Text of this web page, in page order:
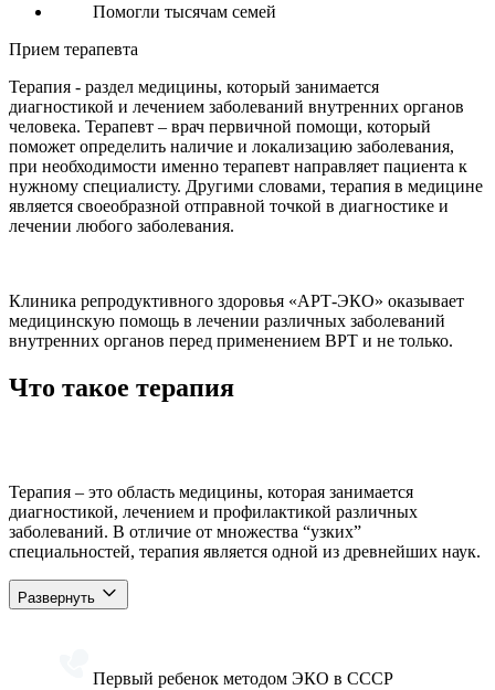
Помогли тысячам семей
Прием терапевта
Терапия - раздел медицины, который занимается
диагностикой и лечением заболеваний внутренних органов
человека. Терапевт – врач первичной помощи, который
поможет определить наличие и локализацию заболевания,
при необходимости именно терапевт направляет пациента к
нужному специалисту. Другими словами, терапия в медицине
является своеобразной отправной точкой в диагностике и
лечении любого заболевания.
Клиника репродуктивного здоровья «АРТ-ЭКО» оказывает
медицинскую помощь в лечении различных заболеваний
внутренних органов перед применением ВРТ и не только.
Что такое терапия
Терапия – это область медицины, которая занимается
диагностикой, лечением и профилактикой различных
заболеваний. В отличие от множества “узких”
специальностей, терапия является одной из древнейших наук.
Развернуть
Первый ребенок методом ЭКО в СССР